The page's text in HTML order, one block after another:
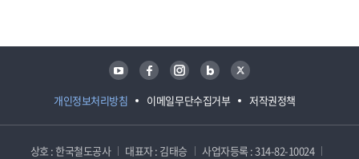
개인정보처리방침 이메일무단수집거부 저작권정책
유튜브 페이스북 인스타그램 블로그 트위터
상호 : 한국철도공사 대표자 : 김태승
사업자등록 : 314-82-10024